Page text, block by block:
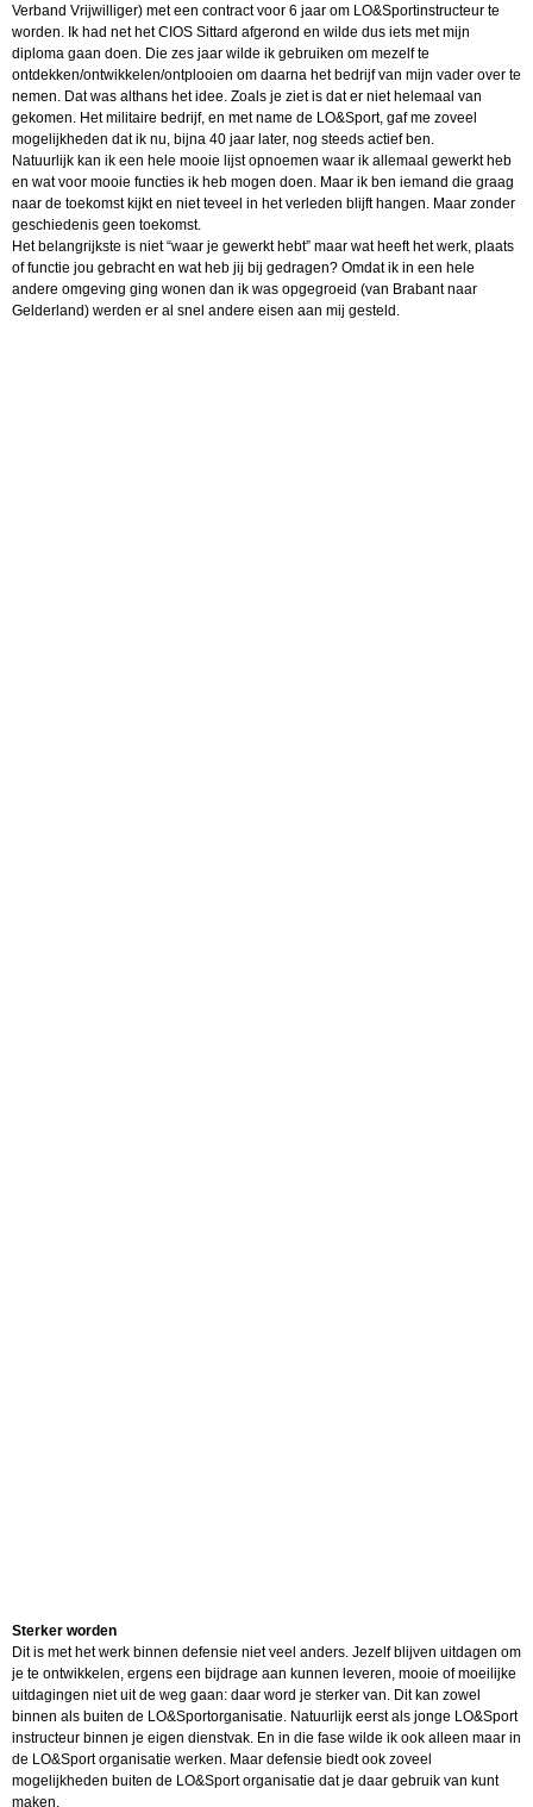
Verband Vrijwilliger) met een contract voor 6 jaar om LO&Sportinstructeur te
worden. Ik had net het CIOS Sittard afgerond en wilde dus iets met mijn
diploma gaan doen. Die zes jaar wilde ik gebruiken om mezelf te
ontdekken/ontwikkelen/ontplooien om daarna het bedrijf van mijn vader over te
nemen. Dat was althans het idee. Zoals je ziet is dat er niet helemaal van
gekomen. Het militaire bedrijf, en met name de LO&Sport, gaf me zoveel
mogelijkheden dat ik nu, bijna 40 jaar later, nog steeds actief ben.
Natuurlijk kan ik een hele mooie lijst opnoemen waar ik allemaal gewerkt heb
en wat voor mooie functies ik heb mogen doen. Maar ik ben iemand die graag
naar de toekomst kijkt en niet teveel in het verleden blijft hangen. Maar zonder
geschiedenis geen toekomst.
Het belangrijkste is niet “waar je gewerkt hebt” maar wat heeft het werk, plaats
of functie jou gebracht en wat heb jij bij gedragen? Omdat ik in een hele
andere omgeving ging wonen dan ik was opgegroeid (van Brabant naar
Gelderland) werden er al snel andere eisen aan mij gesteld.
Sterker worden
Dit is met het werk binnen defensie niet veel anders. Jezelf blijven uitdagen om
je te ontwikkelen, ergens een bijdrage aan kunnen leveren, mooie of moeilijke
uitdagingen niet uit de weg gaan: daar word je sterker van. Dit kan zowel
binnen als buiten de LO&Sportorganisatie. Natuurlijk eerst als jonge LO&Sport
instructeur binnen je eigen dienstvak. En in die fase wilde ik ook alleen maar in
de LO&Sport organisatie werken. Maar defensie biedt ook zoveel
mogelijkheden buiten de LO&Sport organisatie dat je daar gebruik van kunt
maken.